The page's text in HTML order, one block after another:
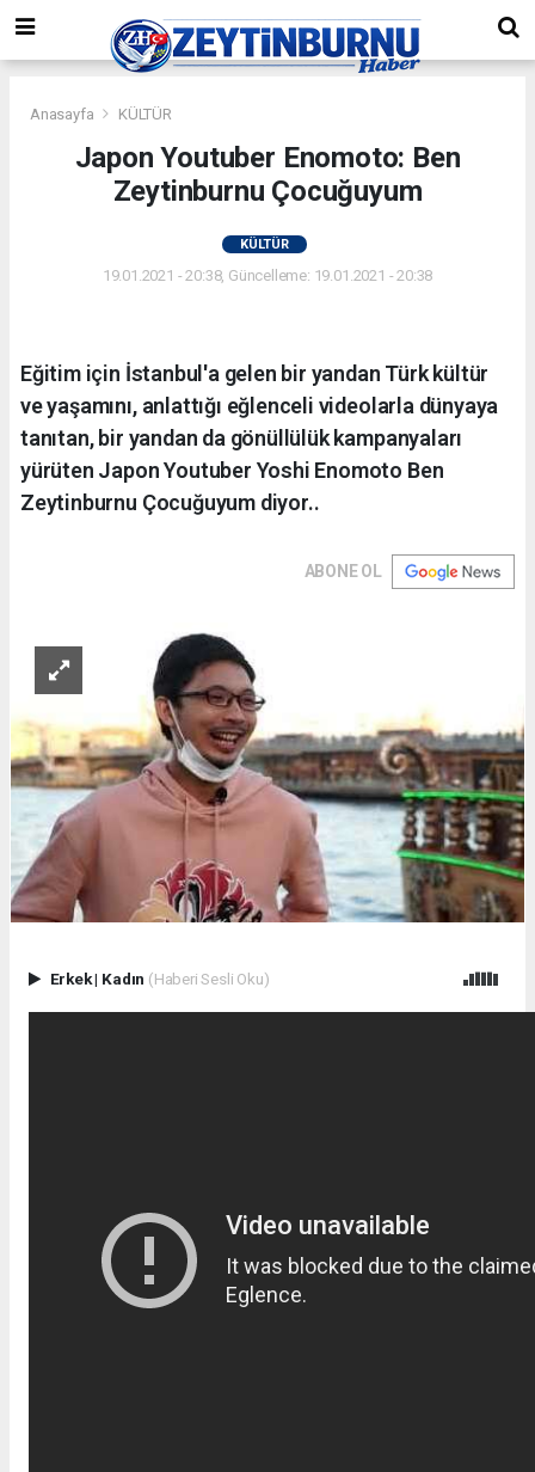
Anasayfa KÜLTÜR
Japon Youtuber Enomoto: Ben
Zeytinburnu Çocuğuyum
KÜLTÜR
19.01.2021 - 20:38, Güncelleme: 19.01.2021 - 20:38
Eğitim için İstanbul'a gelen bir yandan Türk kültür
ve yaşamını, anlattığı eğlenceli videolarla dünyaya
tanıtan, bir yandan da gönüllülük kampanyaları
yürüten Japon Youtuber Yoshi Enomoto Ben
Zeytinburnu Çocuğuyum diyor..
ABONE OL
Erkek| Kadın (Haberi Sesli Oku)